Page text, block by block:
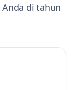
di tahun